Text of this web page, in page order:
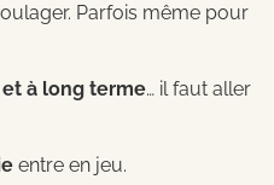
Parfois même pour
à long terme… il faut aller
entre en jeu.